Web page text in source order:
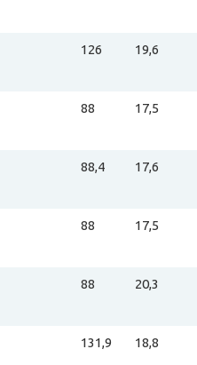
126 19,6
88 17,5
88,4 17,6
88 17,5
88 20,3
131,9 18,8